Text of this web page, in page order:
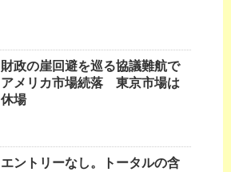
財政の崖回避を巡る協議難航で
アメリカ市場続落 東京市場は
休場
エントリーなし。トータルの含